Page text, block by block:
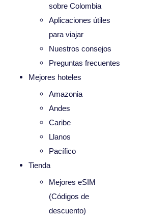
sobre Colombia
Aplicaciones útiles
para viajar
Nuestros consejos
Preguntas frecuentes
Mejores hoteles
Amazonia
Andes
Caribe
Llanos
Pacífico
Tienda
Mejores eSIM
(Códigos de
descuento)